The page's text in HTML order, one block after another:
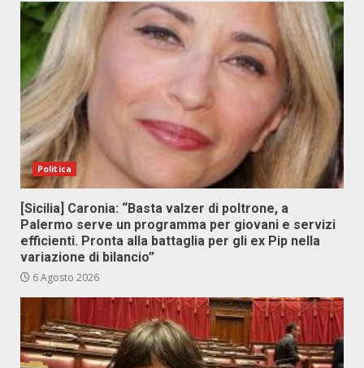
Politica
[Sicilia] Caronia: “Basta valzer di poltrone, a
Palermo serve un programma per giovani e servizi
efficienti. Pronta alla battaglia per gli ex Pip nella
variazione di bilancio”
6 Agosto 2026